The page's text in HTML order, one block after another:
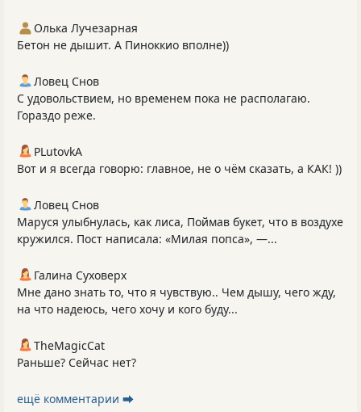
Олька Лучезарная
Бетон не дышит. А Пиноккио вполне))
Ловец Снов
С удовольствием, но временем пока не располагаю.
Гораздо реже.
PLutоvkА
Вот и я всегда говорю: главное, не о чём сказать, а КАК! ))
Ловец Снов
Маруся улыбнулась, как лиса, Поймав букет, что в воздухе
кружился. Пост написала: «Милая попса», —...
Галина Суховерх
Мне дано знать то, что я чувствую.. Чем дышу, чего жду,
на что надеюсь, чего хочу и кого буду...
TheMagicCat
Раньше? Сейчас нет?
ещё комментарии ⮕